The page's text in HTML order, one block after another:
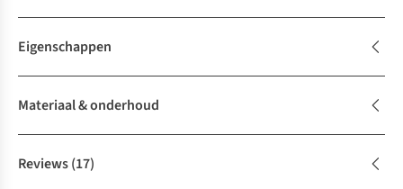
Eigenschappen
Materiaal & onderhoud
Reviews(17)